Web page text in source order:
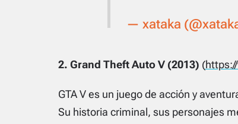
— xataka
2. Grand Theft Auto V (2013) (
GTA V es un juego de acción y
Su historia criminal, sus personajes